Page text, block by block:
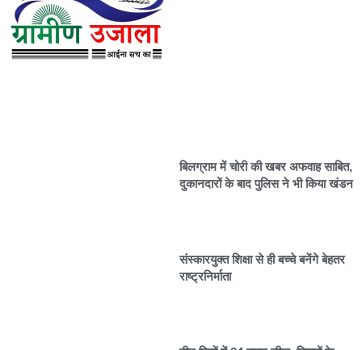
बिलग्राम में चोरी की खबर अफवाह साबित,
दुकानदारों के बाद पुलिस ने भी किया खंडन
संस्कारयुक्त शिक्षा से ही बच्चे बनेंगे बेहतर
राष्ट्रनिर्माता